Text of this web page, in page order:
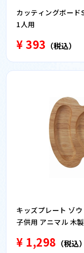
カッティングボー
1人用
¥ 393 （税込）
キッズプレート ゾ
子供用 アニマル 木
¥ 1,298 （税込）